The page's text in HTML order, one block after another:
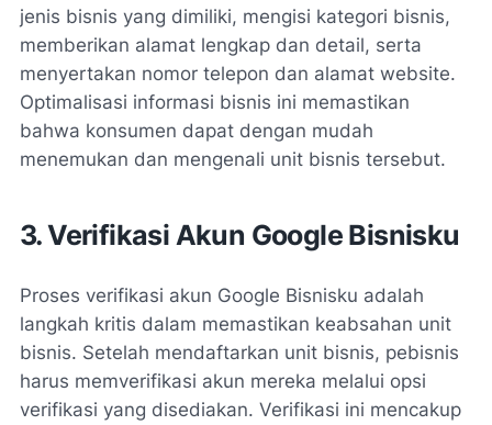
jenis bisnis yang dimiliki, mengisi kategori bisnis,
memberikan alamat lengkap dan detail, serta
menyertakan nomor telepon dan alamat website.
Optimalisasi informasi bisnis ini memastikan
bahwa konsumen dapat dengan mudah
menemukan dan mengenali unit bisnis tersebut.
3. Verifikasi Akun Google Bisnisku
Proses verifikasi akun Google Bisnisku adalah
langkah kritis dalam memastikan keabsahan unit
bisnis. Setelah mendaftarkan unit bisnis, pebisnis
harus memverifikasi akun mereka melalui opsi
verifikasi yang disediakan. Verifikasi ini mencakup